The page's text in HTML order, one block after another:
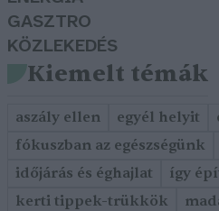
GASZTRO
KÖZLEKEDÉS
Kiemelt témák
aszály ellen egyél helyit
fókuszban az egészségünk
időjárás és éghajlat
így
kerti tippek-trükkök